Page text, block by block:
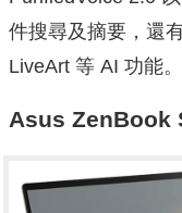
件搜尋及摘要，還
LiveArt 等 AI 功能。
Asus ZenBook